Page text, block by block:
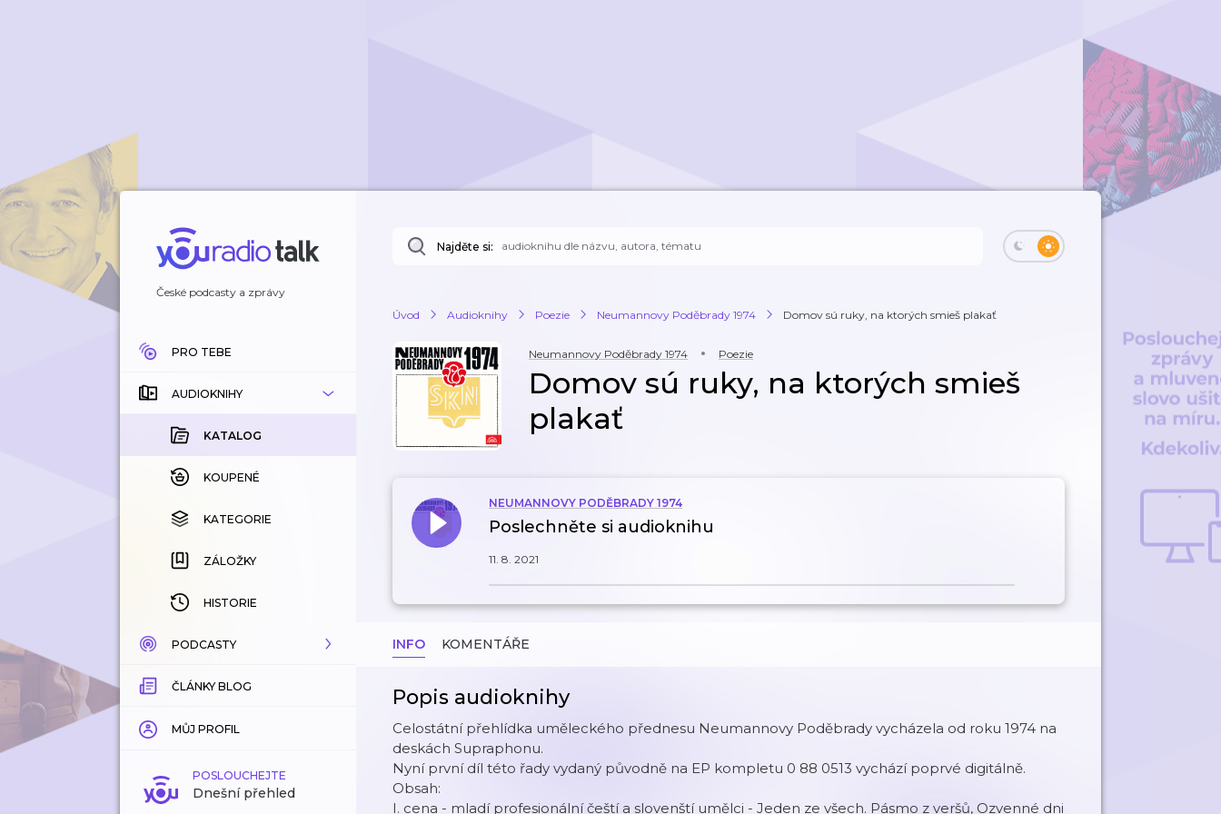
České podcasty a zprávy
PRO TEBE
AUDIOKNIHY
KATALOG
KOUPENÉ
KATEGORIE
ZÁLOŽKY
HISTORIE
PODCASTY
KATALOG
KATEGORIE
ZÁLOŽKY
ČLÁNKY BLOG
MŮJ PROFIL
POSLOUCHEJTE
Dnešní přehled
Najděte si:
Úvod Audioknihy Poezie Neumannovy Poděbrady 1974 Domov sú ruky, na ktorých smieš plakať
Neumannovy Poděbrady 1974 Poezie
Domov sú ruky, na ktorých smieš
plakať
NEUMANNOVY PODĚBRADY 1974
Poslechněte si audioknihu
11. 8. 2021
INFO KOMENTÁŘE
Popis audioknihy
Celostátní přehlídka uměleckého přednesu Neumannovy Poděbrady vycházela od roku 1974 na
deskách Supraphonu.
Nyní první díl této řady vydaný původně na EP kompletu 0 88 0513 vychází poprvé digitálně.
Obsah:
I. cena - mladí profesionální čeští a slovenští umělci - Jeden ze všech. Pásmo z veršů, Ozvenné dni